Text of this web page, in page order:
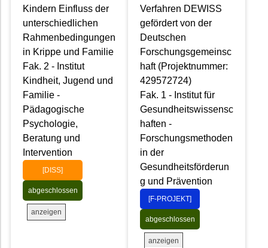
Kindern Einfluss der
unterschiedlichen
Rahmenbedingungen
in Krippe und Familie
Fak. 2 - Institut
Kindheit, Jugend und
Familie -
Pädagogische
Psychologie,
Beratung und
Intervention
[DISS]
abgeschlossen
anzeigen
Verfahren DEWISS
gefördert von der
Deutschen
Forschungsgemeinsc
haft (Projektnummer:
429572724)
Fak. 1 - Institut für
Gesundheitswissensc
haften -
Forschungsmethoden
in der
Gesundheitsförderun
g und Prävention
[F-PROJEKT]
abgeschlossen
anzeigen